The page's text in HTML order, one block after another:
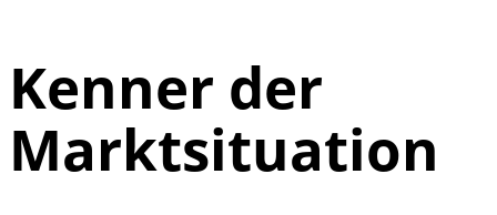
Kenner der
Marktsituation